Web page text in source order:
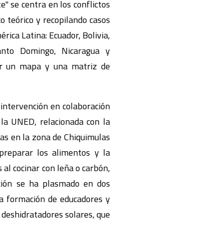
se centra en los conflictos
teórico y recopilando casos
Latina: Ecuador, Bolivia,
Domingo, Nicaragua y
un mapa y una matriz de
en colaboración
UNED, relacionada con la
en la zona de Chiquimulas
los alimentos y la
cocinar con leña o carbón,
se ha plasmado en dos
formación de educadores y
solares, que